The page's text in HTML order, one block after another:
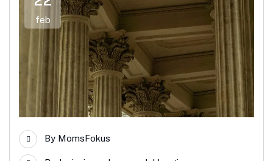
feb
By MomsFokus